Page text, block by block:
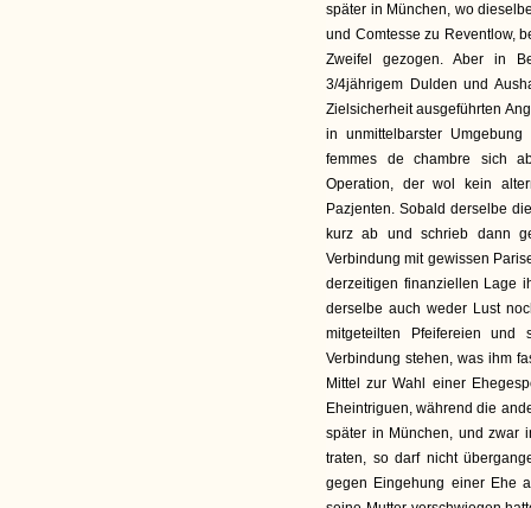
später in München, wo
und Comtesse zu Reventlow,
Zweifel gezogen. Aber in
3/4jährigem Dulden und
Zielsicherheit ausgeführten
in unmittelbarster
femmes de chambre sich
Operation, der wol kein
Pazjenten. Sobald derselbe
kurz ab und schrieb dann
Verbindung mit gewissen
derzeitigen finanziellen Lage
derselbe auch weder Lust
mitgeteilten Pfeifereien
Verbindung stehen, was ihm
Mittel zur Wahl einer
Eheintriguen, während die
später in München, und zwar
traten, so darf nicht
gegen Eingehung einer Ehe